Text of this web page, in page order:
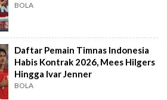
BOLA
Daftar Pemain Timnas Indonesia
Habis Kontrak 2026, Mees Hilgers
Hingga Ivar Jenner
BOLA